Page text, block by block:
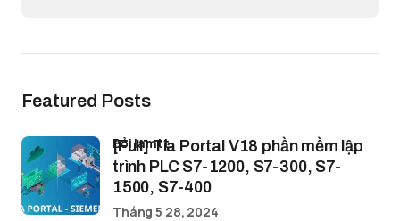
Featured Posts
[Full] Tia Portal V18 phần mềm lập
trình PLC S7-1200, S7-300, S7-
1500, S7-400
bởi lamtt
Tháng 5 28, 2024